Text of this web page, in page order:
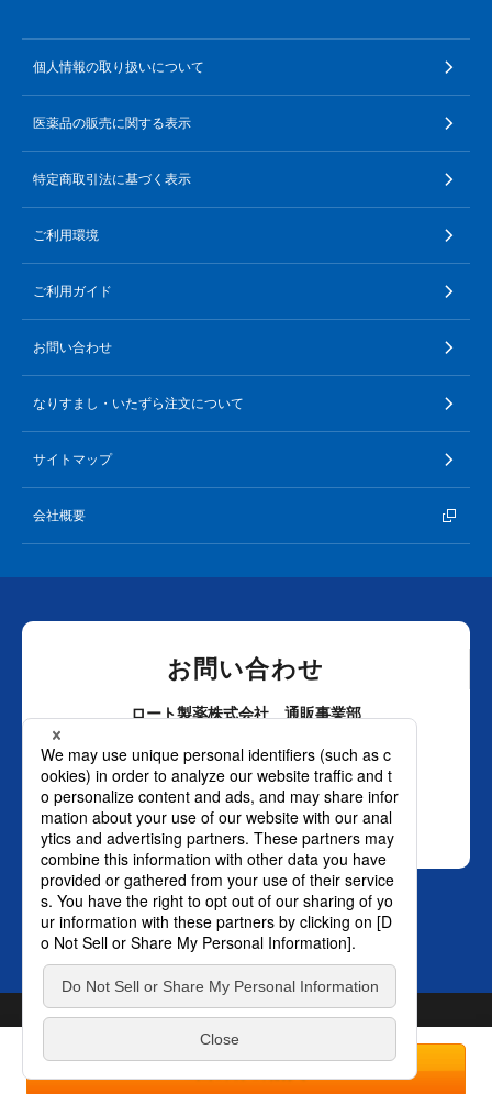
個人情報の取り扱いについて
医薬品の販売に関する表示
特定商取引法に基づく表示
ご利用環境
ご利用ガイド
お問い合わせ
なりすまし・いたずら注文について
サイトマップ
会社概要
お問い合わせ
ロート製薬株式会社 通販事業部
0120-880-610
月～土：9時～21時 日祝：9時～18時
（年末年始を除く）
おかけ間違いのないようご注意ください。
SNS オフィシャルアカウント
© ROHTO Pharmaceutical Co., Ltd. All rights reserved.
シーポリシーはこちら。